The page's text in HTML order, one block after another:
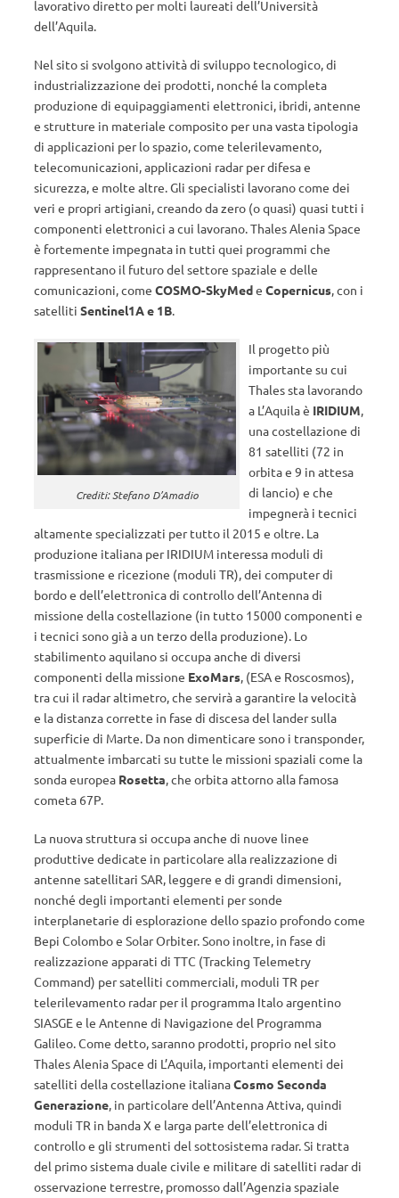
lavorativo diretto per molti laureati dell’Università
dell’Aquila.
Nel sito si svolgono attività di sviluppo tecnologico, di
industrializzazione dei prodotti, nonché la completa
produzione di equipaggiamenti elettronici, ibridi, antenne
e strutture in materiale composito per una vasta tipologia
di applicazioni per lo spazio, come telerilevamento,
telecomunicazioni, applicazioni radar per difesa e
sicurezza, e molte altre. Gli specialisti lavorano come dei
veri e propri artigiani, creando da zero (o quasi) quasi tutti i
componenti elettronici a cui lavorano. Thales Alenia Space
è fortemente impegnata in tutti quei programmi che
rappresentano il futuro del settore spaziale e delle
comunicazioni, come COSMO-SkyMede Copernicus, con i
satelliti Sentinel1A e 1B.
Crediti: Stefano D’Amadio
Il progetto più
importante su cui
Thales sta lavorando
a L’Aquila è IRIDIUM,
una costellazione di
81 satelliti (72 in
orbita e 9 in attesa
di lancio) e che
impegnerà i tecnici
altamente specializzati per tutto il 2015 e oltre. La
produzione italiana per IRIDIUM interessa moduli di
trasmissione e ricezione (moduli TR), dei computer di
bordo e dell’elettronica di controllo dell’Antenna di
missione della costellazione (in tutto 15000 componenti e
i tecnici sono già a un terzo della produzione). Lo
stabilimento aquilano si occupa anche di diversi
componenti della missione ExoMars, (ESA e Roscosmos),
tra cui il radar altimetro, che servirà a garantire la velocità
e la distanza corrette in fase di discesa del lander sulla
superficie di Marte. Da non dimenticare sono i transponder,
attualmente imbarcati su tutte le missioni spaziali come la
sonda europea Rosetta, che orbita attorno alla famosa
cometa 67P.
La nuova struttura si occupa anche di nuove linee
produttive dedicate in particolare alla realizzazione di
antenne satellitari SAR, leggere e di grandi dimensioni,
nonché degli importanti elementi per sonde
interplanetarie di esplorazione dello spazio profondo come
Bepi Colombo e Solar Orbiter. Sono inoltre, in fase di
realizzazione apparati di TTC (Tracking Telemetry
Command) per satelliti commerciali, moduli TR per
telerilevamento radar per il programma Italo argentino
SIASGE e le Antenne di Navigazione del Programma
Galileo. Come detto, saranno prodotti, proprio nel sito
Thales Alenia Space di L’Aquila, importanti elementi dei
satelliti della costellazione italianaCosmo Seconda
Generazione, in particolare dell’Antenna Attiva, quindi
moduli TR in banda X e larga parte dell’elettronica di
controllo e gli strumenti del sottosistema radar. Si tratta
del primo sistema duale civile e militare di satelliti radar di
osservazione terrestre, promosso dall’Agenzia spaziale